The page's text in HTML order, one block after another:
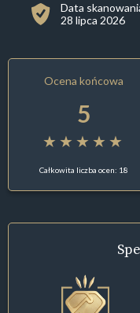
Data
28 lipca 2026
Ocena końcowa
5
Całkowita liczba ocen: 18